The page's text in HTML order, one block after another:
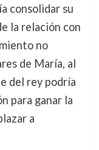
consolidar su
la relación con
no
de María, al
del rey podría
para ganar la
a